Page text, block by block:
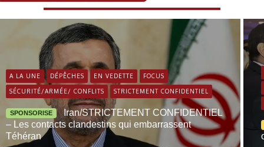
A LA UNE DÉPÊCHES EN VEDETTE FOCUS
SÉCURITÉ/ARMÉE/ CONFLITS STRICTEMENT CONFIDENTIEL
SPONSORISE
Iran/STRICTEMENT CONFIDENTIEL
– Les contacts clandestins qui embarrassent
Téhéran